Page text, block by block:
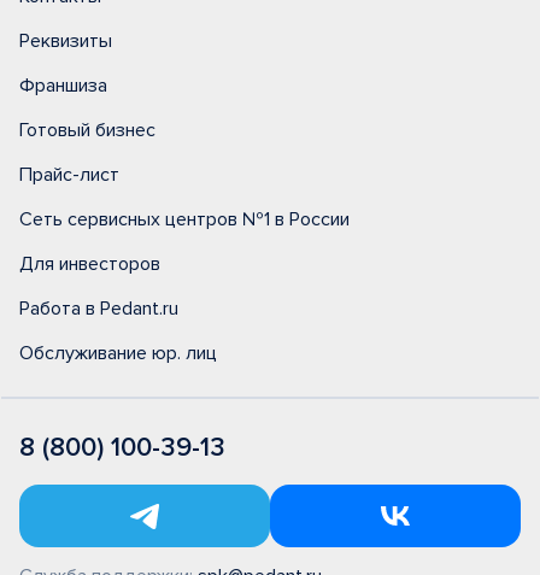
Реквизиты
Франшиза
Готовый бизнес
Прайс-лист
Сеть сервисных центров №1 в России
Для инвесторов
Работа в Pedant.ru
Обслуживание юр. лиц
8 (800) 100-39-13